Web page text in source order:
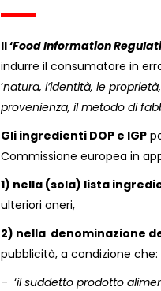
Il ‘Food Information
indurre il consumatore in
‘natura, l’identità, le
provenienza, il metodo di
Gli ingredienti DOP e IGP
Commissione europea in
1) nella (sola) lista
ulteriori oneri,
2) nella denominazione
pubblicità, a condizione che:
– ‘il suddetto prodotto